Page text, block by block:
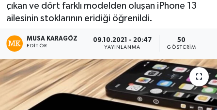
çıkan ve dört farklı modelden oluşan iPhone 13
ailesinin stoklarının eridiği öğrenildi.
MUSA KARAGÖZ
EDITÖR
09.10.2021 - 20:47
YAYINLANMA
50
GÖSTERIM
Son Dakika Haberleri
Haber Arşivi